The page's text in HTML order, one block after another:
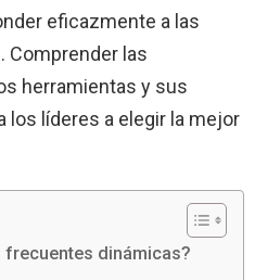
eficazmente a las
Comprender las
herramientas y sus
los líderes a elegir la mejor
frecuentes dinámicas?